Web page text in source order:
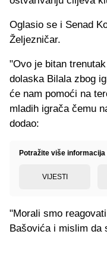
Oglasio se i Senad
Željezničar.
"Ovo je bitan
dolaska Bilala zbog
će nam pomoći na
mladih igrača čemu
dodao:
Potražite više
VIJESTI
"Morali smo
Bašovića i mislim da